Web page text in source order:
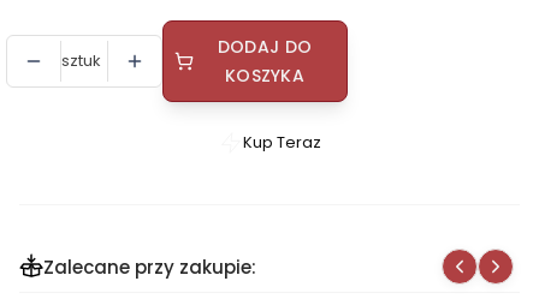
sztuk
DODAJ DO
KOSZYKA
Szybki
Kup Teraz
Zalecane przy zakupie: